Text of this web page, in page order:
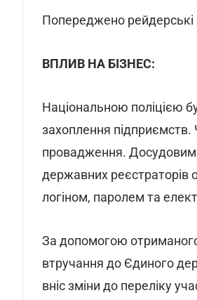
Попереджено рейдерські
ВПЛИВ НА БІЗНЕС:
Національною поліцією
захоплення
провадження. Досудовим
державних реєстраторів
логіном, паролем та
За допомогою
втручання до Єдиного
вніс зміни до переліку